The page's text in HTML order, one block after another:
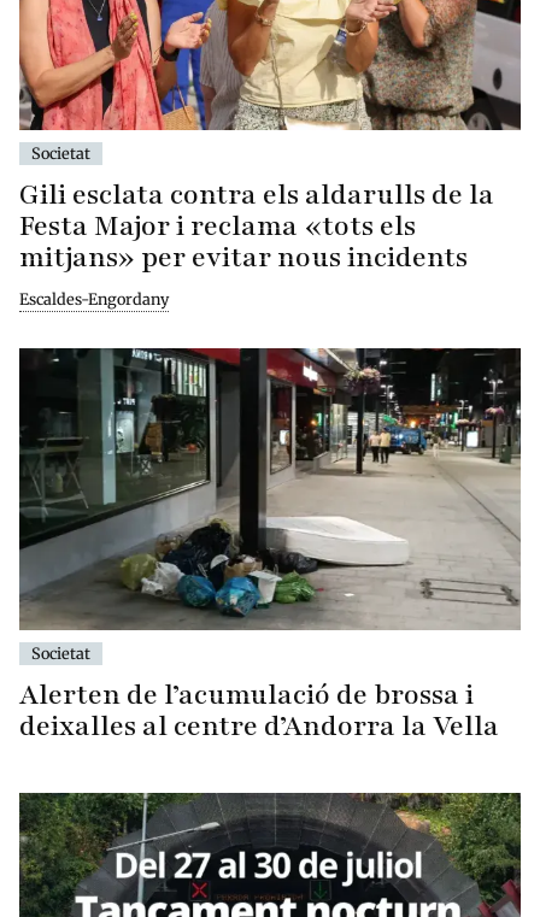
Societat
Gili esclata contra els aldarulls de la
Festa Major i reclama «tots els
mitjans» per evitar nous incidents
Escaldes-Engordany
Societat
Alerten de l’acumulació de brossa i
deixalles al centre d’Andorra la Vella